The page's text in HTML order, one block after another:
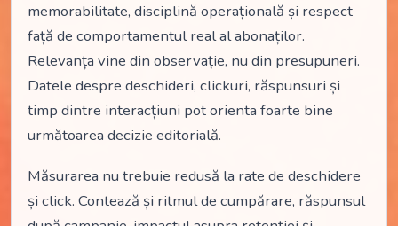
memorabilitate, disciplină operațională și respect
față de comportamentul real al abonaților.
Relevanța vine din observație, nu din presupuneri.
Datele despre deschideri, clickuri, răspunsuri și
timp dintre interacțiuni pot orienta foarte bine
următoarea decizie editorială.
Măsurarea nu trebuie redusă la rate de deschidere
și click. Contează și ritmul de cumpărare, răspunsul